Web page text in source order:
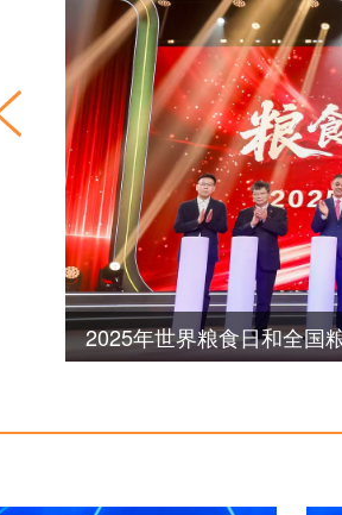
2025年世界粮食日和全国
关于开展2025年世界粮食